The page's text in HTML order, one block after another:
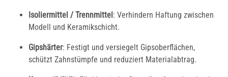
Isoliermittel / Trennmittel: Verhindern Haftung zwischen
Modell und Keramikschicht.
Gipshärter: Festigt und versiegelt Gipsoberflächen,
schützt Zahnstümpfe und reduziert Materialabtrag.